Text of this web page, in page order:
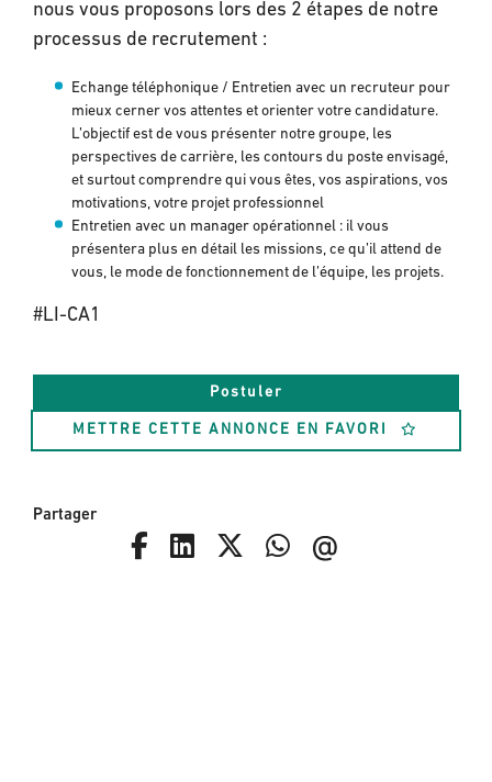
nous vous proposons lors des 2 étapes de notre
processus de recrutement :
Echange téléphonique / Entretien avec un recruteur pour
mieux cerner vos attentes et orienter votre candidature.
L’objectif est de vous présenter notre groupe, les
perspectives de carrière, les contours du poste envisagé,
et surtout comprendre qui vous êtes, vos aspirations, vos
motivations, votre projet professionnel
Entretien avec un manager opérationnel : il vous
présentera plus en détail les missions, ce qu’il attend de
vous, le mode de fonctionnement de l’équipe, les projets.
#LI-CA1
Postuler
METTRE CETTE ANNONCE EN FAVORI
Partager